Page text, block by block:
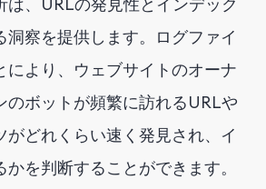
は、URLの発見性とインデック
洞察を提供します。ログファイ
により、ウェブサイトのオーナ
のボットが頻繁に訪れるURLや
がどれくらい速く発見され、イ
を判断することができます。